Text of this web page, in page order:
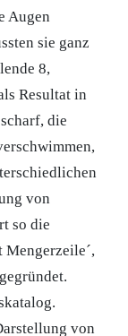
Augen
sie ganz
8,
Resultat in
die
von
so die
Mengerzeile´,
von